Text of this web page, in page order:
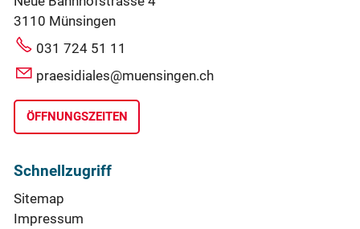
3110 Münsingen
031 724 51 11
praesidiales@muensingen.ch
ÖFFNUNGSZEITEN
Schnellzugriff
Sitemap
Impressum